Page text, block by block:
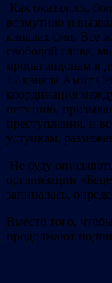
Как оказалось,
возмутило и
каналах сми. Все
свободой слова,
пропагандонам в
12 канала Амит
координация
петицию,
преступления, и
уступкам,
Не буду
организации
запиналась,
Вместо того,
продолжают